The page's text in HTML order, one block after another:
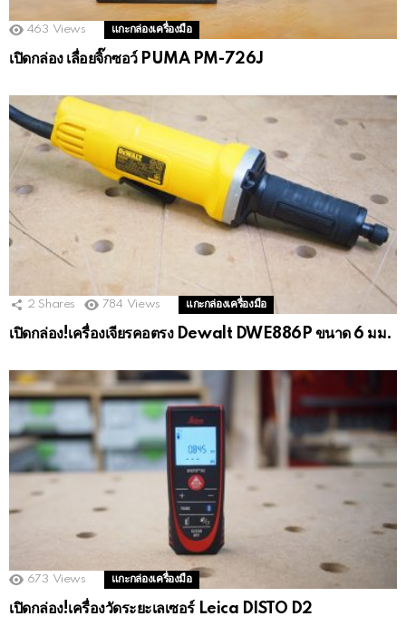
463 Views แกะกล่องเครื่องมือ
เปิดกล่อง เลื่อยจิ๊กซอว์ PUMA PM-726J
2 Shares 784 Views แกะกล่องเครื่องมือ
เปิดกล่อง!เครื่องเจียรคอตรง Dewalt DWE886P ขนาด 6 มม.
673 Views แกะกล่องเครื่องมือ
เปิดกล่อง!เครื่องวัดระยะเลเซอร์ Leica DISTO D2